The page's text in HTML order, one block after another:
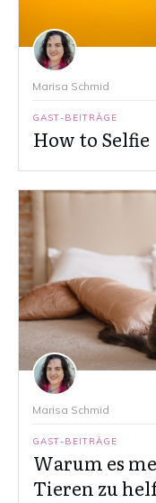
Marisa Schmid
GAST-BEITRÄGE
How to Selfie
Marisa Schmid
GAST-BEITRÄGE
Warum es
Tieren zu